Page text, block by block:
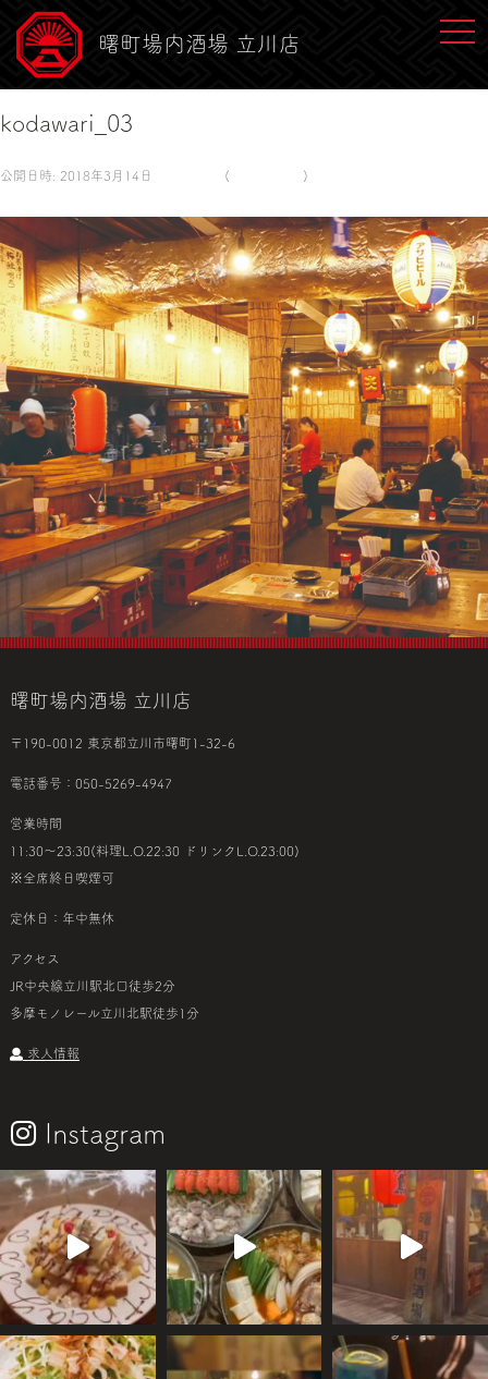
曙町場内酒場 立川店
kodawari_03
公開日時: 2018年3月14日 ( )
曙町場内酒場 立川店
〒190-0012 東京都立川市曙町1-32-6
電話番号：050-5269-4947
営業時間
11:30～23:30(料理L.O.22:30 ドリンクL.O.23:00)
※全席終日喫煙可
定休日：年中無休
アクセス
JR中央線立川駅北口徒歩2分
多摩モノレール立川北駅徒歩1分
求人情報
Instagram